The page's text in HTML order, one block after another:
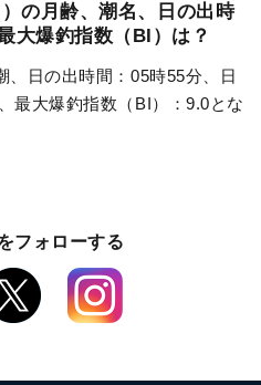
の月齢、潮名、日の出時
大爆釣指数（BI）は？
、日の出時間：05時55分、日
最大爆釣指数（BI）：9.0とな
フォローする